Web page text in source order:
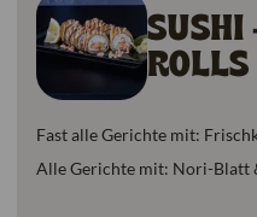
SUSHI
ROLLS
Fast alle Gerichte mit:
Alle Gerichte mit: Nori-Blatt